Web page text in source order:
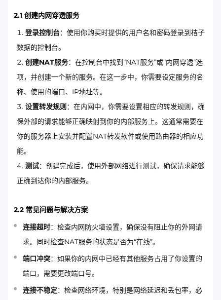
2.1 创建内网穿透服务
登录控制台：使用你购买时提供的用户名和密码登录到桔子
数据的控制台。
创建NAT服务：在控制台中找到“NAT服务”或“内网穿透”选
项，并创建一个新的服务。在这一步中，你需要设定服务的名
称、使用的端口、IP地址等。
设置转发规则 ：在内网中，你需要设置相应的转发规则，确
保外部的请求能够正确映射到你的内部服务上。这通常需要在
你的服务器上安装并配置NAT转发软件或使用路由器的相应功
能。
测试：创建完成后，使用外部网络进行测试，确保请求能够
正确到达你的内部服务。
2.2 常见问题与解决方案
连接超时：检查内网防火墙设置，确保没有阻止你的外网请
求。同时检查NAT服务的状态是否为“在线”。
端口冲突：如果你的内网中已经有其他服务占用了你设置的
端口，需要更改端口号。
连接不稳定：检查网络环境，特别是网络延迟和丢包率，必